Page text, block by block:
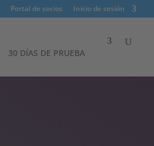
Portal de socios Inicio de sesión
30 DÍAS DE PRUEBA